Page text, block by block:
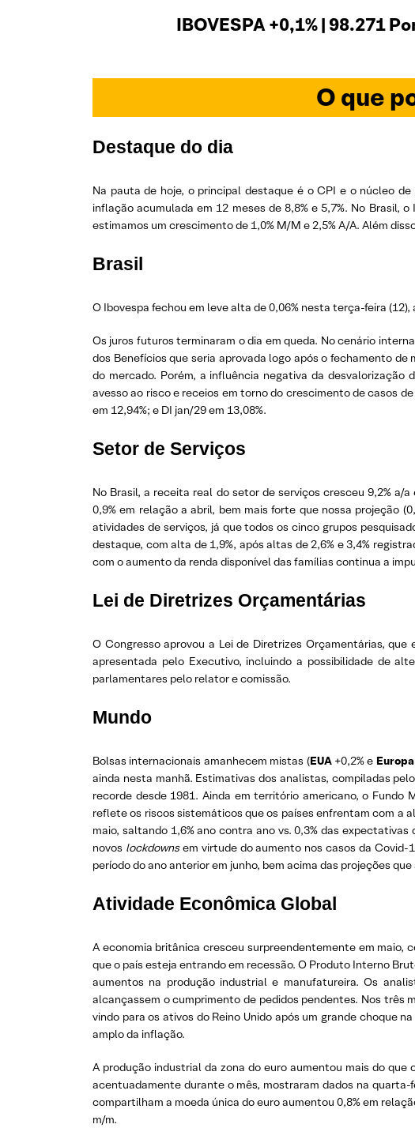
IBOVESPA +0,1% | 98.271
O que
Destaque do dia
Na pauta de hoje, o principal destaque é o CPI e o núcleo
inflação acumulada em 12 meses de 8,8% e 5,7%. No Brasil,
estimamos um crescimento de 1,0% M/M e 2,5% A/A. Além
Brasil
O Ibovespa fechou em leve alta de 0,06% nesta terça-feira
Os juros futuros terminaram o dia em queda. No cenário
dos Benefícios que seria aprovada logo após o fechamento
do mercado. Porém, a influência negativa da desvalorização
avesso ao risco e receios em torno do crescimento de casos
em 12,94%; e DI jan/29 em 13,08%.
Setor de Serviços
No Brasil, a receita real do setor de serviços cresceu 9,2% a/
0,9% em relação a abril, bem mais forte que nossa projeção
atividades de serviços, já que todos os cinco grupos
destaque, com alta de 1,9%, após altas de 2,6% e 3,4%
com o aumento da renda disponível das famílias continua a
Lei de Diretrizes Orçamentárias
O Congresso aprovou a Lei de Diretrizes Orçamentárias,
apresentada pelo Executivo, incluindo a possibilidade de
parlamentares pelo relator e comissão.
Mundo
Bolsas internacionais amanhecem mistas (EUA +0,2% e Europa
ainda nesta manhã. Estimativas dos analistas, compiladas
recorde desde 1981. Ainda em território americano, o
reflete os riscos sistemáticos que os países enfrentam com a
maio, saltando 1,6% ano contra ano vs. 0,3% das expectativas
novos lockdownsem virtude do aumento nos casos da
período do ano anterior em junho, bem acima das projeções
Atividade Econômica Global
A economia britânica cresceu surpreendentemente em maio,
que o país esteja entrando em recessão. O Produto Interno
aumentos na produção industrial e manufatureira. Os
alcançassem o cumprimento de pedidos pendentes. Nos três
vindo para os ativos do Reino Unido após um grande choque
amplo da inflação.
A produção industrial da zona do euro aumentou mais do
acentuadamente durante o mês, mostraram dados na
compartilham a moeda única do euro aumentou 0,8% em
m/m.